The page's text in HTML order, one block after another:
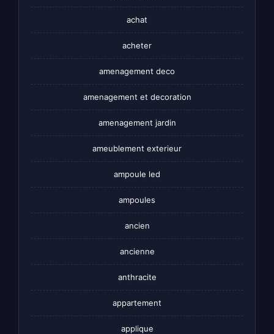
achat
acheter
amenagement deco
amenagement et decoration
amenagement jardin
ameublement exterieur
ampoule led
ampoules
ancien
ancienne
anthracite
appartement
applique